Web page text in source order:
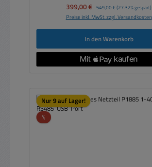
Verkaufspreis:
399,00 € Regulärer Preis:
549,00 € (27.32% gespart)
Preise inkl. MwSt. zzgl. Versandkosten
In den Warenkorb
Nur 9 auf Lager!
%Rabatt